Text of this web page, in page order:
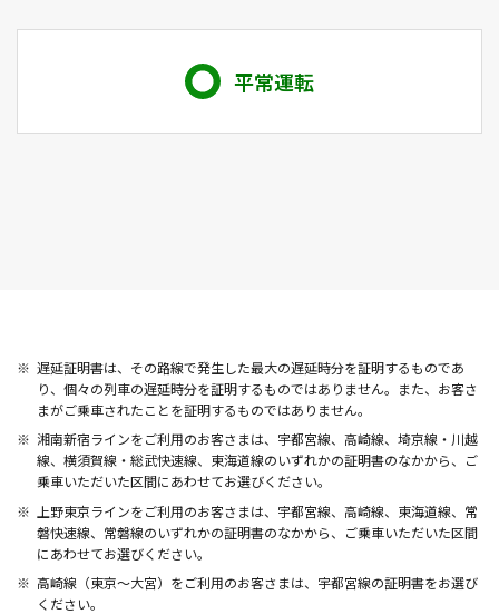
平常運転
遅延証明書は、その路線で発生した最大の遅延時分を証明するものであ
り、個々の列車の遅延時分を証明するものではありません。また、お客さ
まがご乗車されたことを証明するものではありません。
湘南新宿ラインをご利用のお客さまは、宇都宮線、高崎線、埼京線・川越
線、横須賀線・総武快速線、東海道線のいずれかの証明書のなかから、ご
乗車いただいた区間にあわせてお選びください。
上野東京ラインをご利用のお客さまは、宇都宮線、高崎線、東海道線、常
磐快速線、常磐線のいずれかの証明書のなかから、ご乗車いただいた区間
にあわせてお選びください。
高崎線（東京～大宮）をご利用のお客さまは、宇都宮線の証明書をお選び
ください。